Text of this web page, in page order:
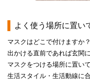
よく使う場所に置い
マスクはどこで付けますか？
出かける直前であれば玄関
マスクをつける場所に置い
生活スタイル・生活動線に